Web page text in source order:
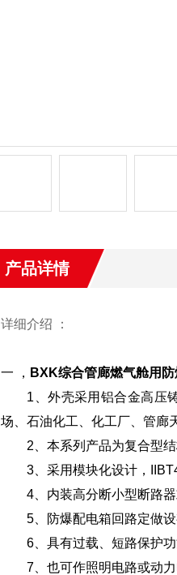
产品详情
详细介绍 ：
一 ， BXK综合管廊燃气舱用
1、外壳采用铝合金高压铸
场、石油化工、化工厂、管廊
2、本系列产品为复合型结
3、采用模块化设计，IIBT4
4、内装高分断小型断路器
5、防爆配电箱回路定做设
6、具有过载、短路保护功
7、也可作照明电路或动力